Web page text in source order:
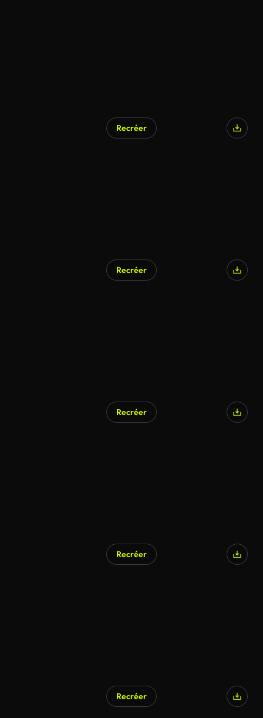
Recréer
Recréer
Recréer
Recréer
Recréer